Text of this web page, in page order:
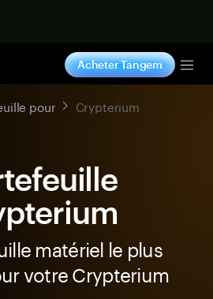
Acheter Tangem
pour Crypterium
matériel le plus
votre Crypterium